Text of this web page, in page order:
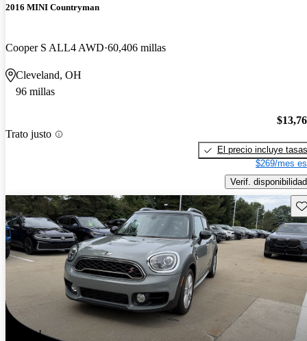
2016 MINI Countryman
Cooper S ALL4 AWD 60,406 millas
Cleveland, OH
96 millas
Trato justo
El precio incluye tasas
$269/mes
Verif. disponibilidad
¡Nuevo!